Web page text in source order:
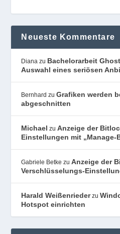
Neueste Kommentare
Diana zu Bachelorarbeit
Auswahl eines seriösen
Bernhard zuGrafiken werden
abgeschnitten
Michael zuAnzeige der
Einstellungen mit „Manage-
Gabriele Betke zuAnzeige der
Verschlüsselungs-
Harald Weißenriederzu
Hotspot einrichten